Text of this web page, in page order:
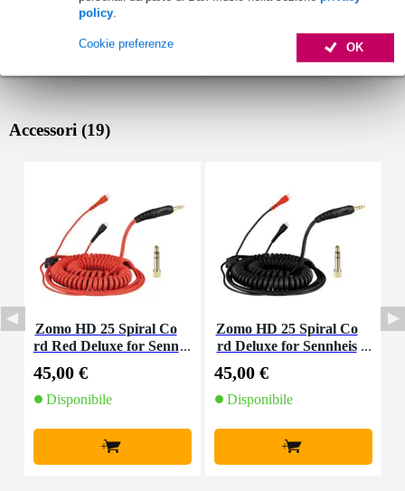
policy.
OK
Cookie preferenze
Accessori (19)
Zomo HD 25 Spiral Co
rd Red Deluxe for Senn
45,00 €
Disponibile
+
Zomo HD 25 Spiral Co
rd Deluxe for Sennheis
45,00 €
Disponibile
+